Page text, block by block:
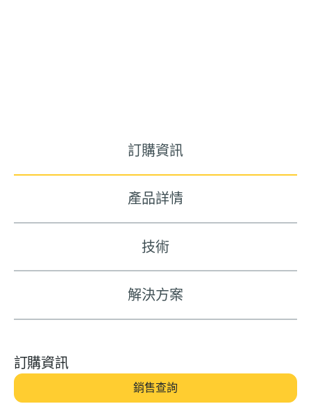
訂購資訊
產品詳情
技術
解決方案
訂購資訊
銷售查詢